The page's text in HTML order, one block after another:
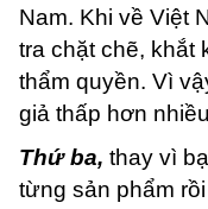
Nam. Khi về Việt
tra chặt chẽ, khắt
thẩm quyền. Vì
giả thấp hơn
Thứ ba, thay vì
từng sản phẩm